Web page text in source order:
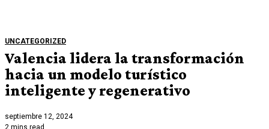
UNCATEGORIZED
Valencia lidera la transformación
hacia un modelo turístico
inteligente y regenerativo
septiembre 12, 2024